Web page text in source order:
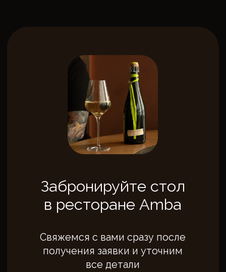
Я принимаю условия
Пользовательского соглашения
Я согласен получать рекламную
Отправить заявку
Политика в отношении обработки